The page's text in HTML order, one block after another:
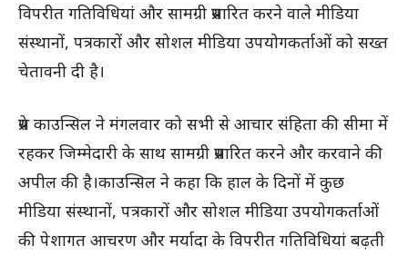
विपरीत गतिविधियां और सामग्री प्रसारित करने वाले मीडिया
संस्थानों, पत्रकारों और सोशल मीडिया उपयोगकर्ताओं को सख्त
चेतावनी दी है।
प्रेस काउन्सिल ने मंगलवार को सभी से आचार संहिता की सीमा में
रहकर जिम्मेदारी के साथ सामग्री प्रसारित करने और करवाने की
अपील की है।काउन्सिल ने कहा कि हाल के दिनों में कुछ
मीडिया संस्थानों, पत्रकारों और सोशल मीडिया उपयोगकर्ताओं
की पेशागत आचरण और मर्यादा के विपरीत गतिविधियां बढ़ती